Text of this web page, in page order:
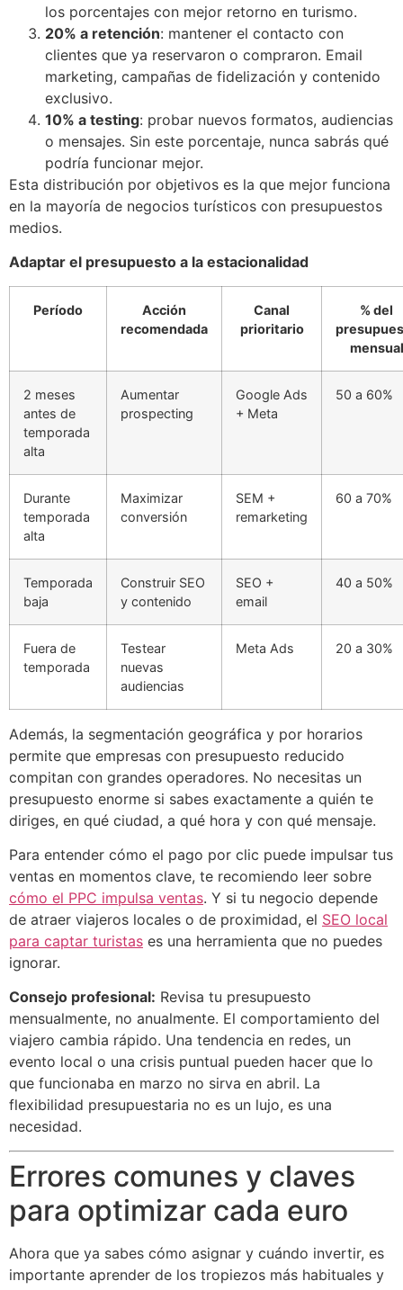
los porcentajes con mejor retorno en turismo.
20% a retención: mantener el contacto con
clientes que ya reservaron o compraron. Email
marketing, campañas de fidelización y contenido
exclusivo.
10% a testing: probar nuevos formatos, audiencias
o mensajes. Sin este porcentaje, nunca sabrás qué
podría funcionar mejor.
Esta distribución por objetivos es la que mejor funciona
en la mayoría de negocios turísticos con presupuestos
medios.
Adaptar el presupuesto a la estacionalidad
Período
Acción
recomendada
Canal
prioritario
% del
mensual
2 meses
antes de
temporada
alta
Aumentar
prospecting
Google Ads
+ Meta
50 a 60%
Durante
temporada
alta
Maximizar
conversión
SEM +
remarketing
60 a 70%
Temporada
baja
Construir SEO
y contenido
SEO +
email
40 a 50%
Fuera de
temporada
Testear
nuevas
audiencias
Meta Ads 20 a 30%
Además, la segmentación geográfica y por horarios
permite que empresas con presupuesto reducido
compitan con grandes operadores. No necesitas un
presupuesto enorme si sabes exactamente a quién te
diriges, en qué ciudad, a qué hora y con qué mensaje.
Para entender cómo el pago por clic puede impulsar tus
ventas en momentos clave, te recomiendo leer sobre
cómo el PPC impulsa ventas. Y si tu negocio depende
de atraer viajeros locales o de proximidad, el SEO local
para captar turistas es una herramienta que no puedes
ignorar.
Consejo profesional: Revisa tu presupuesto
mensualmente, no anualmente. El comportamiento del
viajero cambia rápido. Una tendencia en redes, un
evento local o una crisis puntual pueden hacer que lo
que funcionaba en marzo no sirva en abril. La
flexibilidad presupuestaria no es un lujo, es una
necesidad.
Errores comunes y claves
para optimizar cada euro
Ahora que ya sabes cómo asignar y cuándo invertir, es
importante aprender de los tropiezos más habituales y